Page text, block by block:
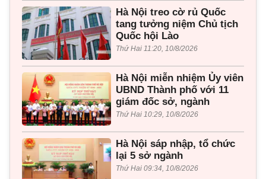
Hà Nội treo cờ rủ Quốc
tang tưởng niệm Chủ tịch
Quốc hội Lào
Thứ Hai 11:20, 10/8/2026
Hà Nội miễn nhiệm Ủy viên
UBND Thành phố với 11
giám đốc sở, ngành
Thứ Hai 10:29, 10/8/2026
Hà Nội sáp nhập, tổ chức
lại 5 sở ngành
Thứ Hai 09:34, 10/8/2026